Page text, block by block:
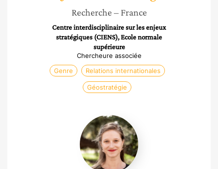
Recherche – France
Centre interdisciplinaire sur les enjeux
stratégiques (CIENS), Ecole normale
supérieure
Chercheure associée
Genre
Relations internationales
Géostratégie
Julie
Deschepper